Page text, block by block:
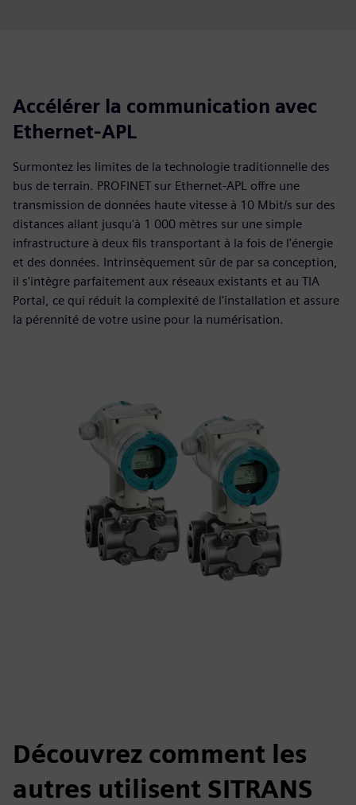
Accélérer la communication avec
Ethernet-APL
Surmontez les limites de la technologie traditionnelle des
bus de terrain. PROFINET sur Ethernet-APL offre une
transmission de données haute vitesse à 10 Mbit/s sur des
distances allant jusqu'à 1 000 mètres sur une simple
infrastructure à deux fils transportant à la fois de l'énergie
et des données. Intrinsèquement sûr de par sa conception,
il s'intègre parfaitement aux réseaux existants et au TIA
Portal, ce qui réduit la complexité de l'installation et assure
la pérennité de votre usine pour la numérisation.
Découvrez comment les
autres utilisent SITRANS